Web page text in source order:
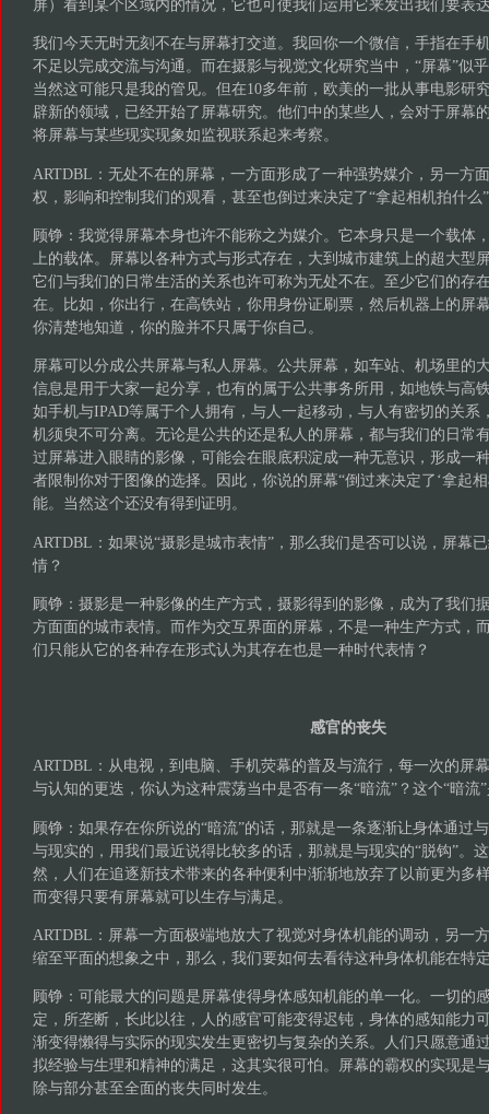
屏）看到某个区域内的情况，它也可使我们运用它来发出我们要表
我们今天无时无刻不在与屏幕打交道。我回你一个微信，手指在手
不足以完成交流与沟通。而在摄影与视觉文化研究当中，“屏幕”似
当然这可能只是我的管见。但在10多年前，欧美的一批从事电影研
辟新的领域，已经开始了屏幕研究。他们中的某些人，会对于屏幕
将屏幕与某些现实现象如监视联系起来考察。
ARTDBL：无处不在的屏幕，一方面形成了一种强势媒介，另一方
权，影响和控制我们的观看，甚至也倒过来决定了“拿起相机拍什么
顾铮：我觉得屏幕本身也许不能称之为媒介。它本身只是一个载体
上的载体。屏幕以各种方式与形式存在，大到城市建筑上的超大型
它们与我们的日常生活的关系也许可称为无处不在。至少它们的存
在。比如，你出行，在高铁站，你用身份证刷票，然后机器上的屏
你清楚地知道，你的脸并不只属于你自己。
屏幕可以分成公共屏幕与私人屏幕。公共屏幕，如车站、机场里的
信息是用于大家一起分享，也有的属于公共事务所用，如地铁与高
如手机与IPAD等属于个人拥有，与人一起移动，与人有密切的关系
机须臾不可分离。无论是公共的还是私人的屏幕，都与我们的日常
过屏幕进入眼睛的影像，可能会在眼底积淀成一种无意识，形成一
者限制你对于图像的选择。因此，你说的屏幕“倒过来决定了‘拿起
能。当然这个还没有得到证明。
ARTDBL：如果说“摄影是城市表情”，那么我们是否可以说，屏幕
情？
顾铮：摄影是一种影像的生产方式，摄影得到的影像，成为了我们
方面面的城市表情。而作为交互界面的屏幕，不是一种生产方式，
们只能从它的各种存在形式认为其存在也是一种时代表情？
感官的丧失
ARTDBL：从电视，到电脑、手机荧幕的普及与流行，每一次的屏
与认知的更迭，你认为这种震荡当中是否有一条“暗流”？这个“暗流
顾铮：如果存在你所说的“暗流”的话，那就是一条逐渐让身体通过
与现实的，用我们最近说得比较多的话，那就是与现实的“脱钩”。
然，人们在追逐新技术带来的各种便利中渐渐地放弃了以前更为多
而变得只要有屏幕就可以生存与满足。
ARTDBL：屏幕一方面极端地放大了视觉对身体机能的调动，另一
缩至平面的想象之中，那么，我们要如何去看待这种身体机能在特
顾铮：可能最大的问题是屏幕使得身体感知机能的单一化。一切的
定，所垄断，长此以往，人的感官可能变得迟钝，身体的感知能力
渐变得懒得与实际的现实发生更密切与复杂的关系。人们只愿意通
拟经验与生理和精神的满足，这其实很可怕。屏幕的霸权的实现是
除与部分甚至全面的丧失同时发生。